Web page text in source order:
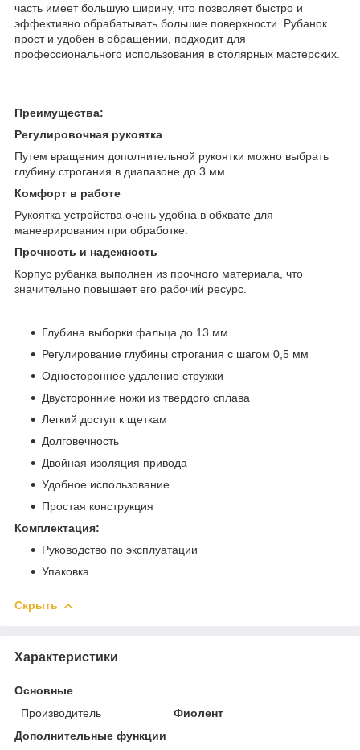
часть имеет большую ширину, что позволяет быстро и
эффективно обрабатывать большие поверхности. Рубанок
прост и удобен в обращении, подходит для
профессионального использования в столярных мастерских.
Преимущества:
Регулировочная рукоятка
Путем вращения дополнительной рукоятки можно выбрать
глубину строгания в диапазоне до 3 мм.
Комфорт в работе
Рукоятка устройства очень удобна в обхвате для
маневрирования при обработке.
Прочность и надежность
Корпус рубанка выполнен из прочного материала, что
значительно повышает его рабочий ресурс.
Глубина выборки фальца до 13 мм
Регулирование глубины строгания с шагом 0,5 мм
Одностороннее удаление стружки
Двусторонние ножи из твердого сплава
Легкий доступ к щеткам
Долговечность
Двойная изоляция привода
Удобное использование
Простая конструкция
Комплектация:
Руководство по эксплуатации
Упаковка
Скрыть
Характеристики
Основные
Производитель
Фиолент
Дополнительные функции